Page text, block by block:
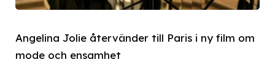
Angelina Jolie återvänder till Paris i ny film om
mode och ensamhet